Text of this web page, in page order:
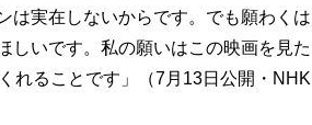
は実在しないからです。でも願わくは
しいです。私の願いはこの映画を見た
れることです」（7月13日公開・NHK